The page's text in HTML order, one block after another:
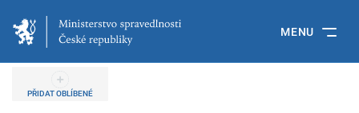
MENU
PŘIDAT OBLÍBENÉ